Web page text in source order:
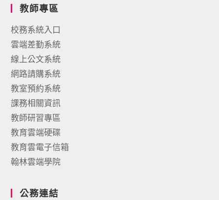
教師專區
校務系統入口
雲端差勤系統
線上公文系統
網路請購系統
教室預約系統
課務相關資訊
教師研習專區
教育雲端硬碟
教育雲電子信箱
翰林雲端學院
公務連結